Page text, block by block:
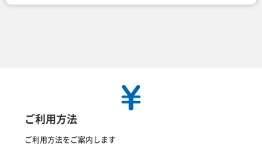
ご利用方法
ご利用方法をご案内します